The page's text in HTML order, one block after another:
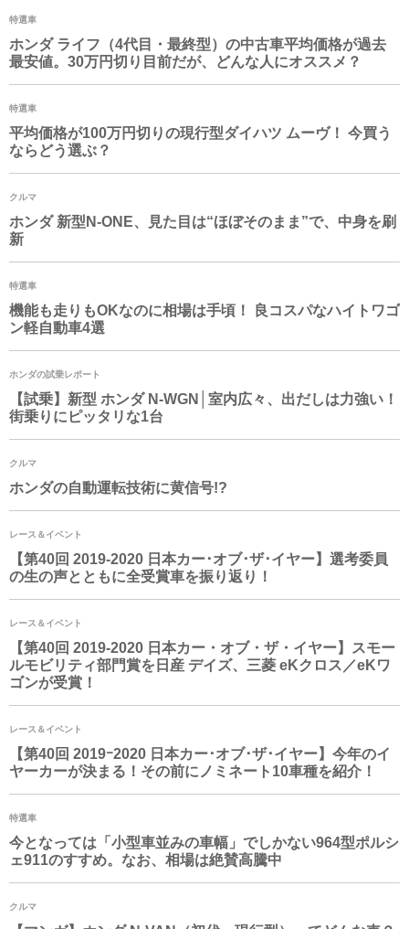
特選車
ホンダ ライフ（4代目・最終型）の中古車平均価格が過去
最安値。30万円切り目前だが、どんな人にオススメ？
特選車
平均価格が100万円切りの現行型ダイハツ ムーヴ！ 今買う
ならどう選ぶ？
クルマ
ホンダ 新型N-ONE、見た目は“ほぼそのまま”で、中身を刷
新
特選車
機能も走りもOKなのに相場は手頃！ 良コスパなハイトワゴ
ン軽自動車4選
ホンダの試乗レポート
【試乗】新型 ホンダ N-WGN
│室内広々、出だしは力強い！
街乗りにピッタリな1台
クルマ
ホンダの自動運転技術に黄信号!?
レース＆イベント
【第40回 2019-2020 日本カー･オブ･ザ･イヤー】選考委員
の生の声とともに全受賞車を振り返り！
レース＆イベント
【第40回 2019-2020 日本カー・オブ・ザ・イヤー】スモー
ルモビリティ部門賞を日産 デイズ、三菱 eKクロス／eKワ
ゴンが受賞！
レース＆イベント
【第40回 2019ｰ2020 日本カー･オブ･ザ･イヤー】今年のイ
ヤーカーが決まる！その前にノミネート10車種を紹介！
特選車
今となっては「小型車並みの車幅」でしかない964型ポルシ
ェ911のすすめ。なお、相場は絶賛高騰中
クルマ